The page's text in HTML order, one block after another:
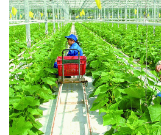
Thể thao
Ô